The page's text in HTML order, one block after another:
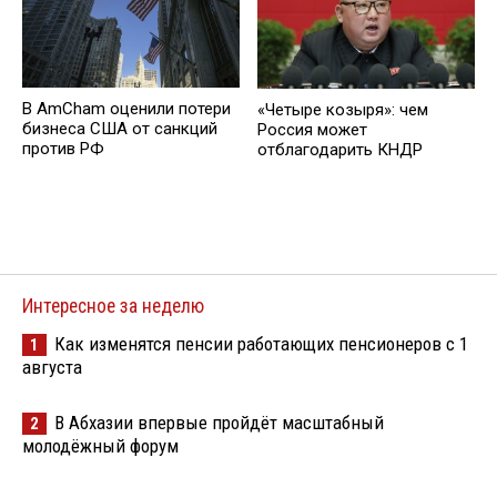
В AmCham оценили потери
бизнеса США от санкций
против РФ
«Четыре козыря»: чем
Россия может
отблагодарить КНДР
Интересное за неделю
1
Как изменятся пенсии работающих пенсионеров с 1
августа
2
В Абхазии впервые пройдёт масштабный
молодёжный форум